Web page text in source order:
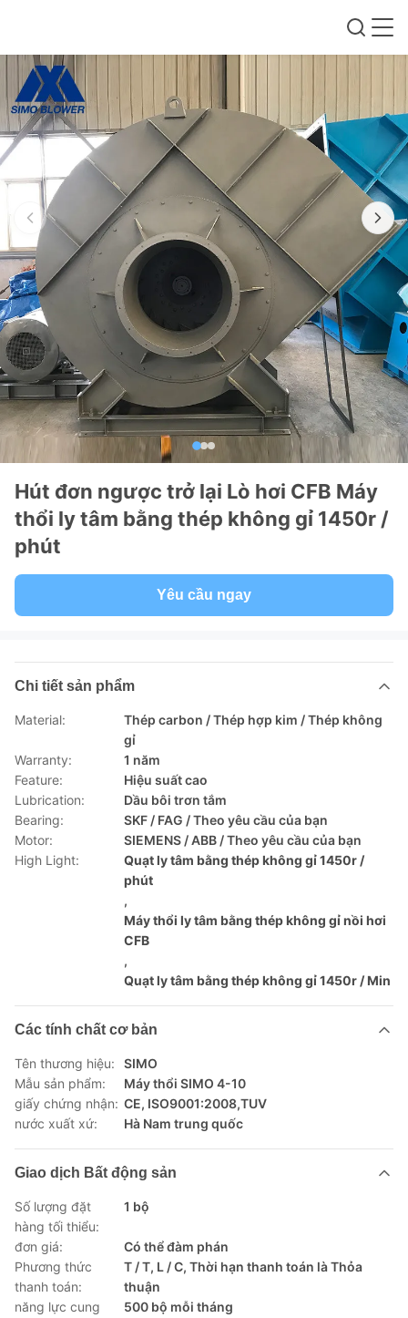
Hút đơn ngược trở lại Lò hơi CFB Máy
thổi ly tâm bằng thép không gỉ 1450r /
phút
Yêu cầu ngay
Chi tiết sản phẩm
Material:
Thép carbon / Thép hợp kim / Thép không
gỉ
Warranty:
1 năm
Feature:
Hiệu suất cao
Lubrication:
Dầu bôi trơn tắm
Bearing:
SKF / FAG / Theo yêu cầu của bạn
Motor:
SIEMENS / ABB / Theo yêu cầu của bạn
High Light:
Quạt ly tâm bằng thép không gỉ 1450r /
phút
,
Máy thổi ly tâm bằng thép không gỉ nồi hơi
CFB
,
Quạt ly tâm bằng thép không gỉ 1450r / Min
Các tính chất cơ bản
Tên thương hiệu:
SIMO
Mẫu sản phẩm:
Máy thổi SIMO 4-10
giấy chứng nhận: CE, ISO9001:2008,TUV
nước xuất xứ:
Hà Nam trung quốc
Giao dịch Bất động sản
Số lượng đặt
hàng tối thiểu:
1 bộ
đơn giá:
Có thể đàm phán
Phương thức
thanh toán:
T / T, L / C, Thời hạn thanh toán là Thỏa
thuận
năng lực cung
500 bộ mỗi tháng